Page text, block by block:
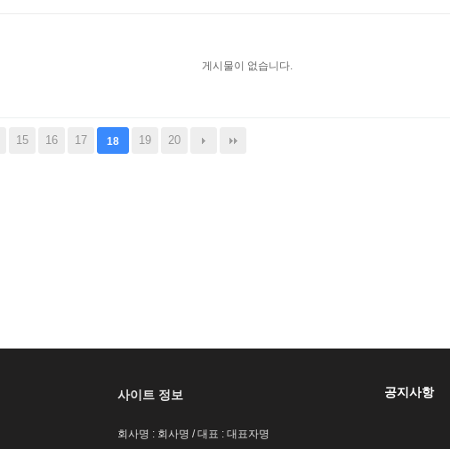
게시물이 없습니다.
15 16 17 18 19 20
사이트 정보
회사명 : 회사명 / 대표 : 대표자명
공지사항